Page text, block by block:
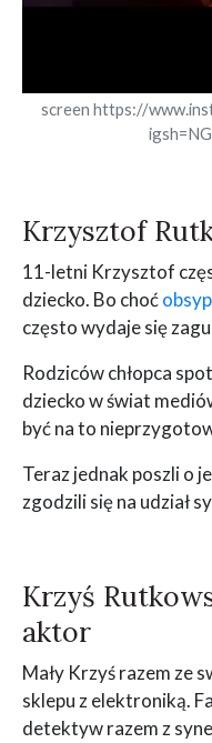
screen https://
Krzysztof
11-letni Krzysztof
dziecko. Bo choć
często wydaje się
Rodziców chłopca
dziecko w świat
być na to
Teraz jednak poszli o
zgodzili się na udział
Krzyś
aktor
Mały Krzyś razem ze
sklepu z elektroniką.
detektyw razem z